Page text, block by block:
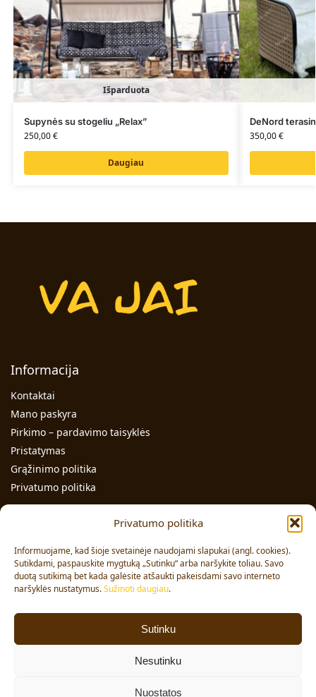
Privatumo politika
Informuojame, kad šioje svetainėje naudojami slapukai (angl. cookies).
Sutikdami, paspauskite mygtuką „Sutinku“ arba naršykite toliau. Savo
duotą sutikimą bet kada galėsite atšaukti pakeisdami savo interneto
naršyklės nustatymus.Sužinoti daugiau.
Sutinku
Nesutinku
Nuostatos
Išparduota
Supynės su stogeliu „Relax”
250,00€
Daugiau
DeNord
350,00€
Informacija
Kontaktai
Mano paskyra
Pirkimo – pardavimo taisyklės
Pristatymas
Grąžinimo politika
Privatumo politika
Individualios veiklos pažymos Nr.: 991331
Adresas: Volungės g. 23-18, LT-63176, Alytus
Pardavimai:+370 608 91 653
Užsakymai:+370 678 36 453
Sekite mus